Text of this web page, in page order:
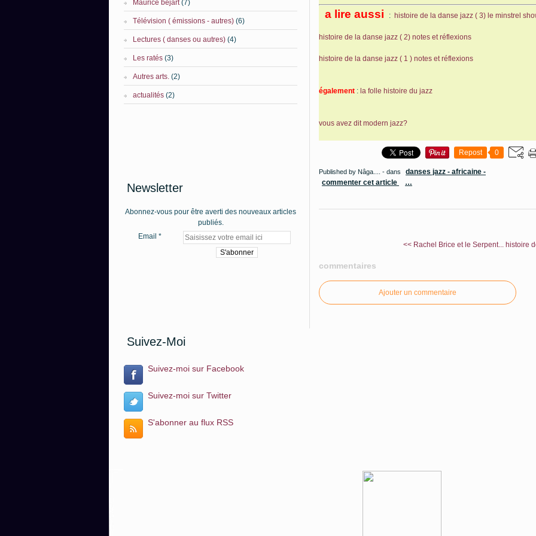
Maurice béjart(7)
Télévision ( émissions - autres) (6)
Lectures ( danses ou autres) (4)
Les ratés (3)
Autres arts. (2)
actualités (2)
Newsletter
Abonnez-vous pour être averti des nouveaux articles
publiés.
Email
Suivez-Moi
Suivez-moi sur Facebook
Suivez-moi sur Twitter
S'abonner au flux RSS
a lire aussi : histoire de la danse jazz ( 3) le minstrel
histoire de la danse jazz ( 2) notes et réflexions
histoire de la danse jazz ( 1 ) notes et réflexions
également : la folle histoire du jazz
vous avez dit modern jazz?
Repost 0
Published by Nâga.... - dans
danses jazz - africaine -
commenter cet article
…
<< Rachel Brice et le Serpent... histoire
commentaires
Ajouter un commentaire